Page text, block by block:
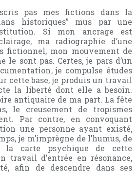
pas mes fictions dans la
historiques” mus par une
Si mon ancrage est
ma radiographie d’une
fictionnel, mon mouvement de
le sont pas. Certes, je pars d’un
je compulse études
cette base, je produis un travail
la liberté dont elle a besoin.
antiquaire de ma part. La fête
le creusement de tropismes
Par contre, en convoquant
une personne ayant existé,
je m’imprègne de l’humus, de
carte psychique de cette
travail d’entrée en résonance,
afin de descendre dans ses